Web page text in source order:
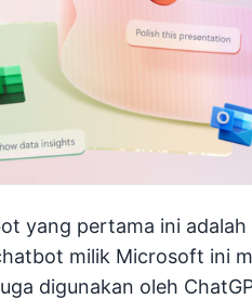
yang pertama ini
milik Microsoft ini
digunakan oleh